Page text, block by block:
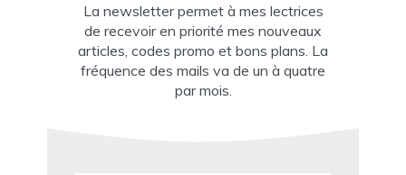
La newsletter permet à mes lectrices
de recevoir en priorité mes nouveaux
articles, codes promo et bons plans. La
fréquence des mails va de un à quatre
par mois.